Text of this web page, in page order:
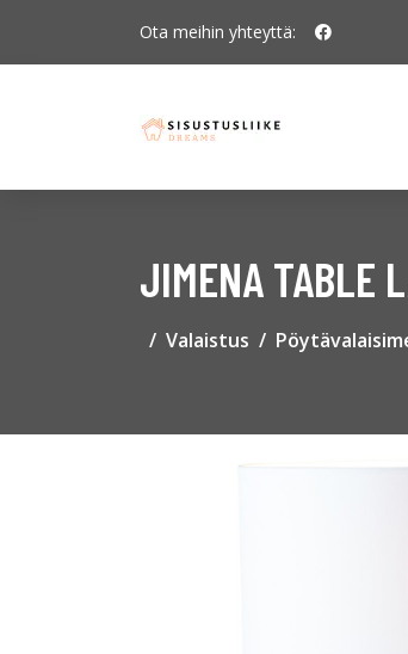
Ota meihin yhteyttä:
JIMENA TABLE
Valaistus